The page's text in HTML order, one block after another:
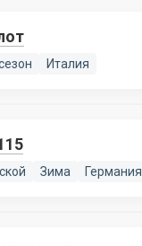
Италия
Зима Германия